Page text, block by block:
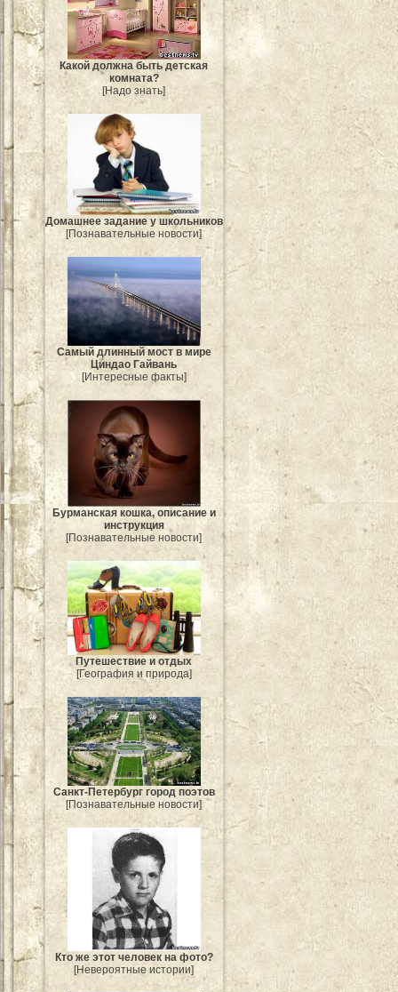
Какой должна быть детская
комната?
[Надо знать]
Домашнее задание у школьников
[Познавательные новости]
Самый длинный мост в мире
Циндао Гайвань
[Интересные факты]
Бурманская кошка, описание и
инструкция
[Познавательные новости]
Путешествие и отдых
[География и природа]
Санкт-Петербург город поэтов
[Познавательные новости]
Кто же этот человек на фото?
[Невероятные истории]